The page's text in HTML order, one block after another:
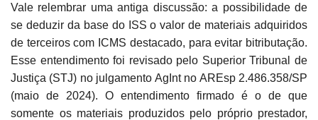
Vale relembrar uma antiga discussão: a possibilidade de
se deduzir da base do ISS o valor de materiais adquiridos
de terceiros com ICMS destacado, para evitar bitributação.
Esse entendimento foi revisado pelo Superior Tribunal de
Justiça (STJ) no julgamento AgInt no AREsp 2.486.358/SP
(maio de 2024). O entendimento firmado é o de que
somente os materiais produzidos pelo próprio prestador,